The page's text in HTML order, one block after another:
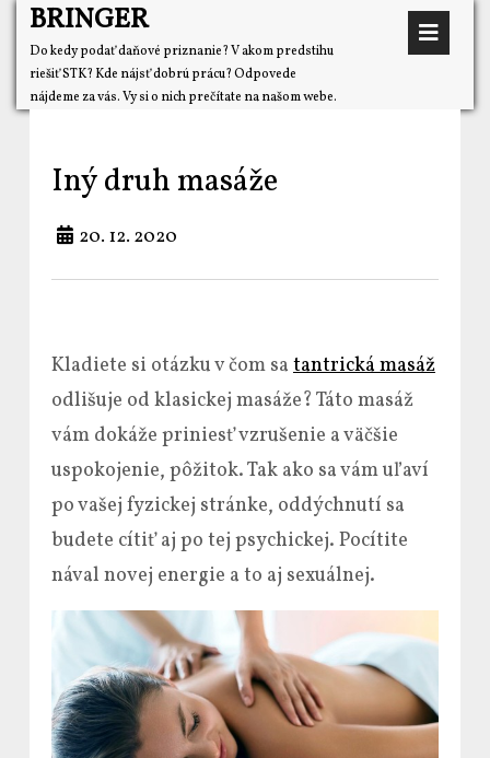
BRINGER
Do kedy podať daňové priznanie? V akom predstihu
riešiť STK? Kde nájsť dobrú prácu? Odpovede
nájdeme za vás. Vy si o nich prečítate na našom webe.
Iný druh masáže
20. 12. 2020
Kladiete si otázku v čom sa tantrická masáž
odlišuje od klasickej masáže? Táto masáž
vám dokáže priniesť vzrušenie a väčšie
uspokojenie, pôžitok. Tak ako sa vám uľaví
po vašej fyzickej stránke, oddýchnutí sa
budete cítiť aj po tej psychickej. Pocítite
nával novej energie a to aj sexuálnej.